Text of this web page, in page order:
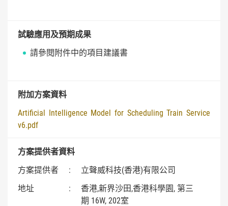
試驗應用及預期成果
請參閱附件中的項目建議書
附加方案資料
Artificial Intelligence Model for Scheduling Train Service
v6.pdf
方案提供者資料
方案提供者
:
立聲威科技(香港)有限公司
地址
:
香港,新界沙田,香港科學園, 第三
期 16W, 202室